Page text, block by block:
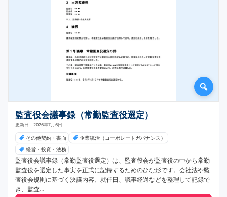
監査役会議事録（常勤監査役選定）
更新日：2026年7月6日
その他契約・書面
企業統治（コーポレートガバナンス）
経営・投資・法務
監査役会議事録（常勤監査役選定）は、監査役会が監査役の中から常勤
監査役を選定した事実を正式に記録するためのひな形です。会社法や監
査役会規則に基づく決議内容、就任日、議事経過などを整理して記録で
き、監査...